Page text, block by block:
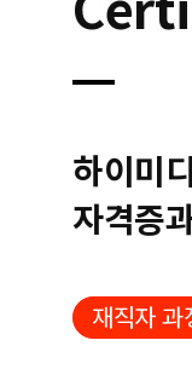
하이미
자격증
재직자 과